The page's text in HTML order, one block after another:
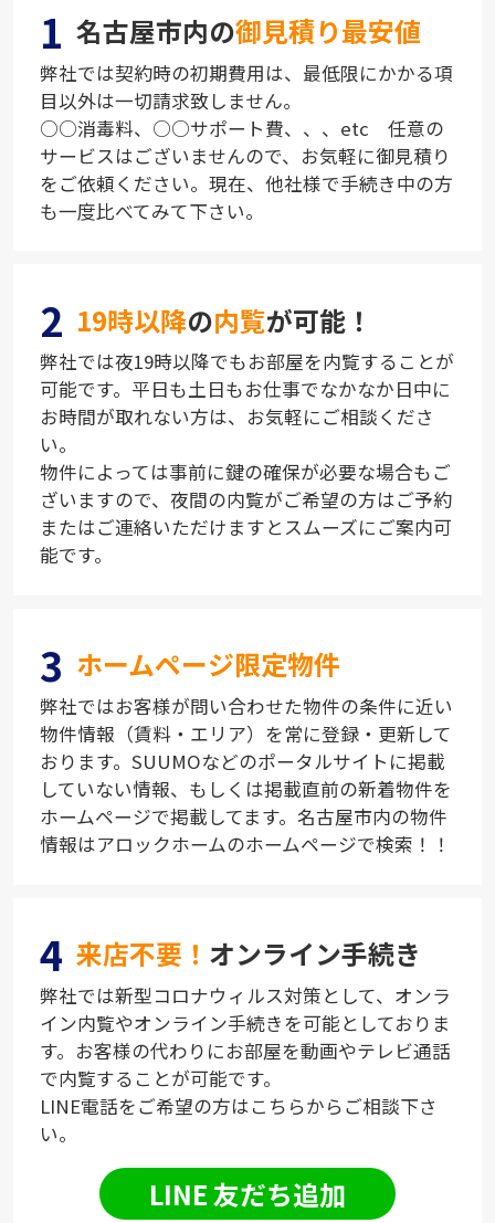
1 名古屋市内の御見積り最安値
弊社では契約時の初期費用は、最低限にかかる項
目以外は一切請求致しません。
○○消毒料、○○サポート費、、、etc 任意の
サービスはございませんので、お気軽に御見積り
をご依頼ください。現在、他社様で手続き中の方
も一度比べてみて下さい。
2 19時以降の内覧が可能！
弊社では夜19時以降でもお部屋を内覧することが
可能です。平日も土日もお仕事でなかなか日中に
お時間が取れない方は、お気軽にご相談くださ
い。
物件によっては事前に鍵の確保が必要な場合もご
ざいますので、夜間の内覧がご希望の方はご予約
またはご連絡いただけますとスムーズにご案内可
能です。
3 ホームページ限定物件
弊社ではお客様が問い合わせた物件の条件に近い
物件情報（賃料・エリア）を常に登録・更新して
おります。SUUMOなどのポータルサイトに掲載
していない情報、もしくは掲載直前の新着物件を
ホームページで掲載してます。名古屋市内の物件
情報はアロックホームのホームページで検索！！
4 来店不要！ オンライン手続き
弊社では新型コロナウィルス対策として、オンラ
イン内覧やオンライン手続きを可能としておりま
す。お客様の代わりにお部屋を動画やテレビ通話
で内覧することが可能です。
LINE電話をご希望の方はこちらからご相談下さ
い。
LINE 友だち追加